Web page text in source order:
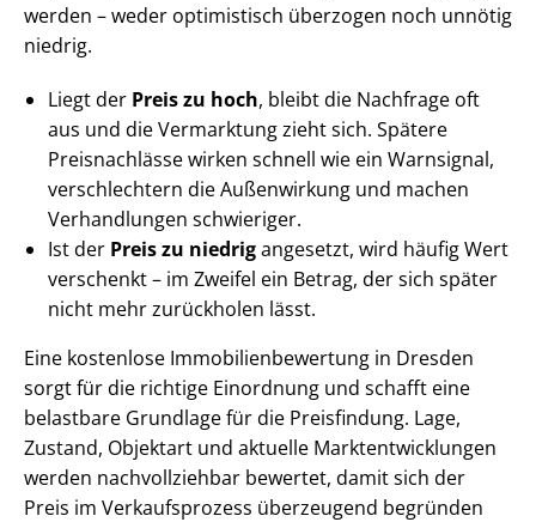
werden – weder optimistisch überzogen noch unnötig
niedrig.
Liegt der Preis zu hoch, bleibt die Nachfrage oft
aus und die Vermarktung zieht sich. Spätere
Preisnachlässe wirken schnell wie ein Warnsignal,
verschlechtern die Außenwirkung und machen
Verhandlungen schwieriger.
Ist der Preis zu niedrigangesetzt, wird häufig Wert
verschenkt – im Zweifel ein Betrag, der sich später
nicht mehr zurückholen lässt.
Eine kostenlose Im­mo­bi­li­en­be­wer­tung in Dresden
sorgt für die richtige Einordnung und schafft eine
belastbare Grundlage für die Preisfindung. Lage,
Zustand, Objektart und aktuelle Markt­ent­wick­lun­gen
werden nachvollziehbar bewertet, damit sich der
Preis im Verkaufsprozess überzeugend begründen